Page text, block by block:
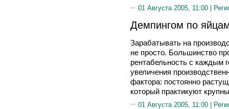
01 Августа 2005, 11:00 |
Демпингом по
Зарабатывать на
не просто. Большинство
рентабельность с каждым
увеличения
фактора: постоянно
который практикуют
01 Августа 2005, 11:00 |